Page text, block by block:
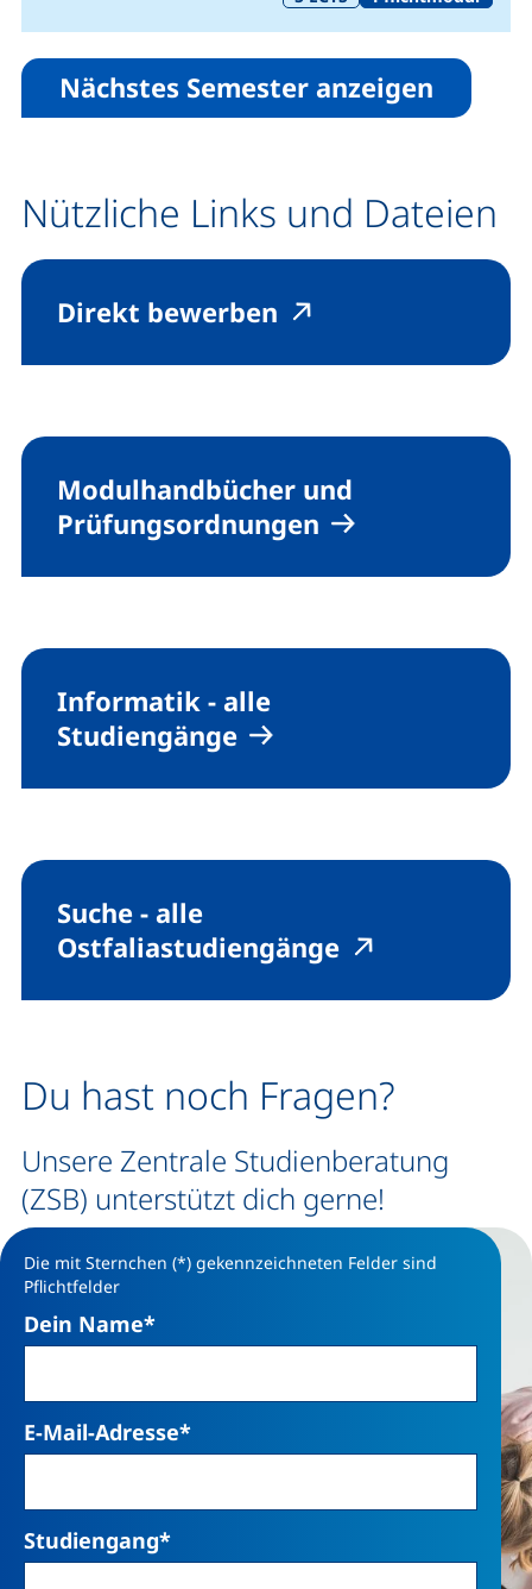
Nächstes Semester anzeigen
Nützliche Links und Dateien
Direkt bewerben (externer Link,
Modulhandbücher und
Prüfungsordnungen
Informatik - alle
Studiengänge
Suche - alle
Ostfaliastudiengänge(externer
Du hast noch Fragen?
Unsere Zentrale Studienberatung
(ZSB) unterstützt dich gerne!
Die mit Sternchen (*) gekennzeichneten Felder sind
Pflichtfelder
Dein Name*
E-Mail-Adresse*
Studiengang*